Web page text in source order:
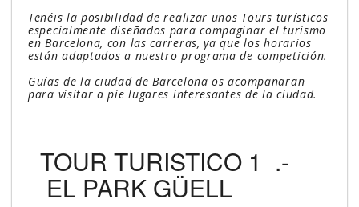
Tenéis la posibilidad de realizar unos Tours turísticos
especialmente diseñados para compaginar el turismo
en Barcelona, con las carreras, ya que los horarios
están adaptados a nuestro programa de competición.
Guías de la ciudad de Barcelona os acompañaran
para visitar a píe lugares interesantes de la ciudad.
TOUR TURISTICO 1 .-
EL PARK GÜELL